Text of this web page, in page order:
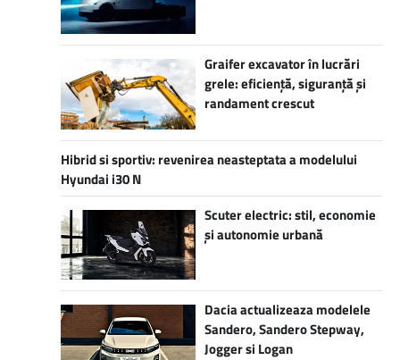
Graifer excavator în lucrări
grele: eficiență, siguranță și
randament crescut
Hibrid si sportiv: revenirea neasteptata a modelului
Hyundai i30 N
Scuter electric: stil, economie
și autonomie urbană
Dacia actualizeaza modelele
Sandero, Sandero Stepway,
Jogger si Logan